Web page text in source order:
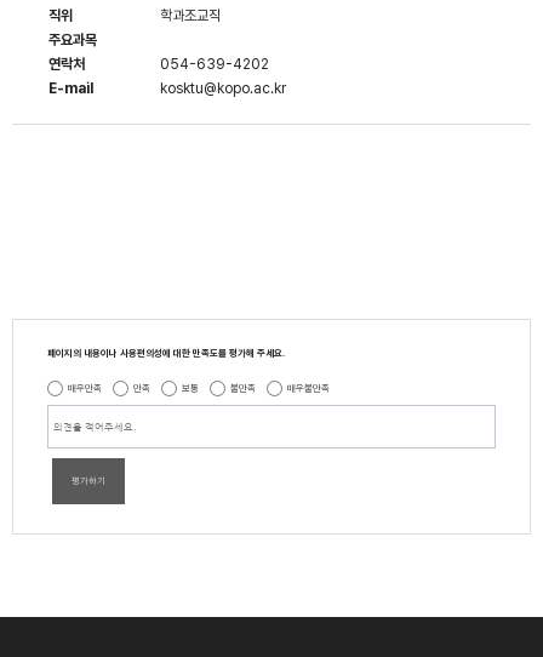
직위
학과조교직
주요과목
연락처
054-639-4202
E-mail
kosktu@kopo.ac.kr
페이지의 내용이나 사용편의성에 대한 만족도를 평가해 주세요.
매우만족 만족 보통 불만족 매우불만족
평가하기